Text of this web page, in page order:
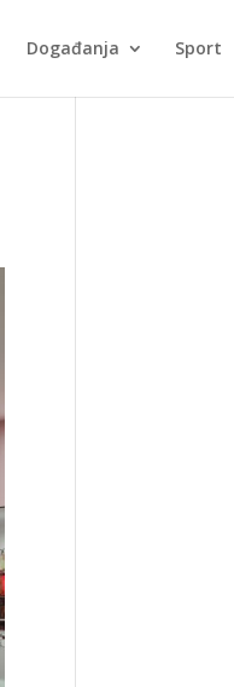
Događanja Sport